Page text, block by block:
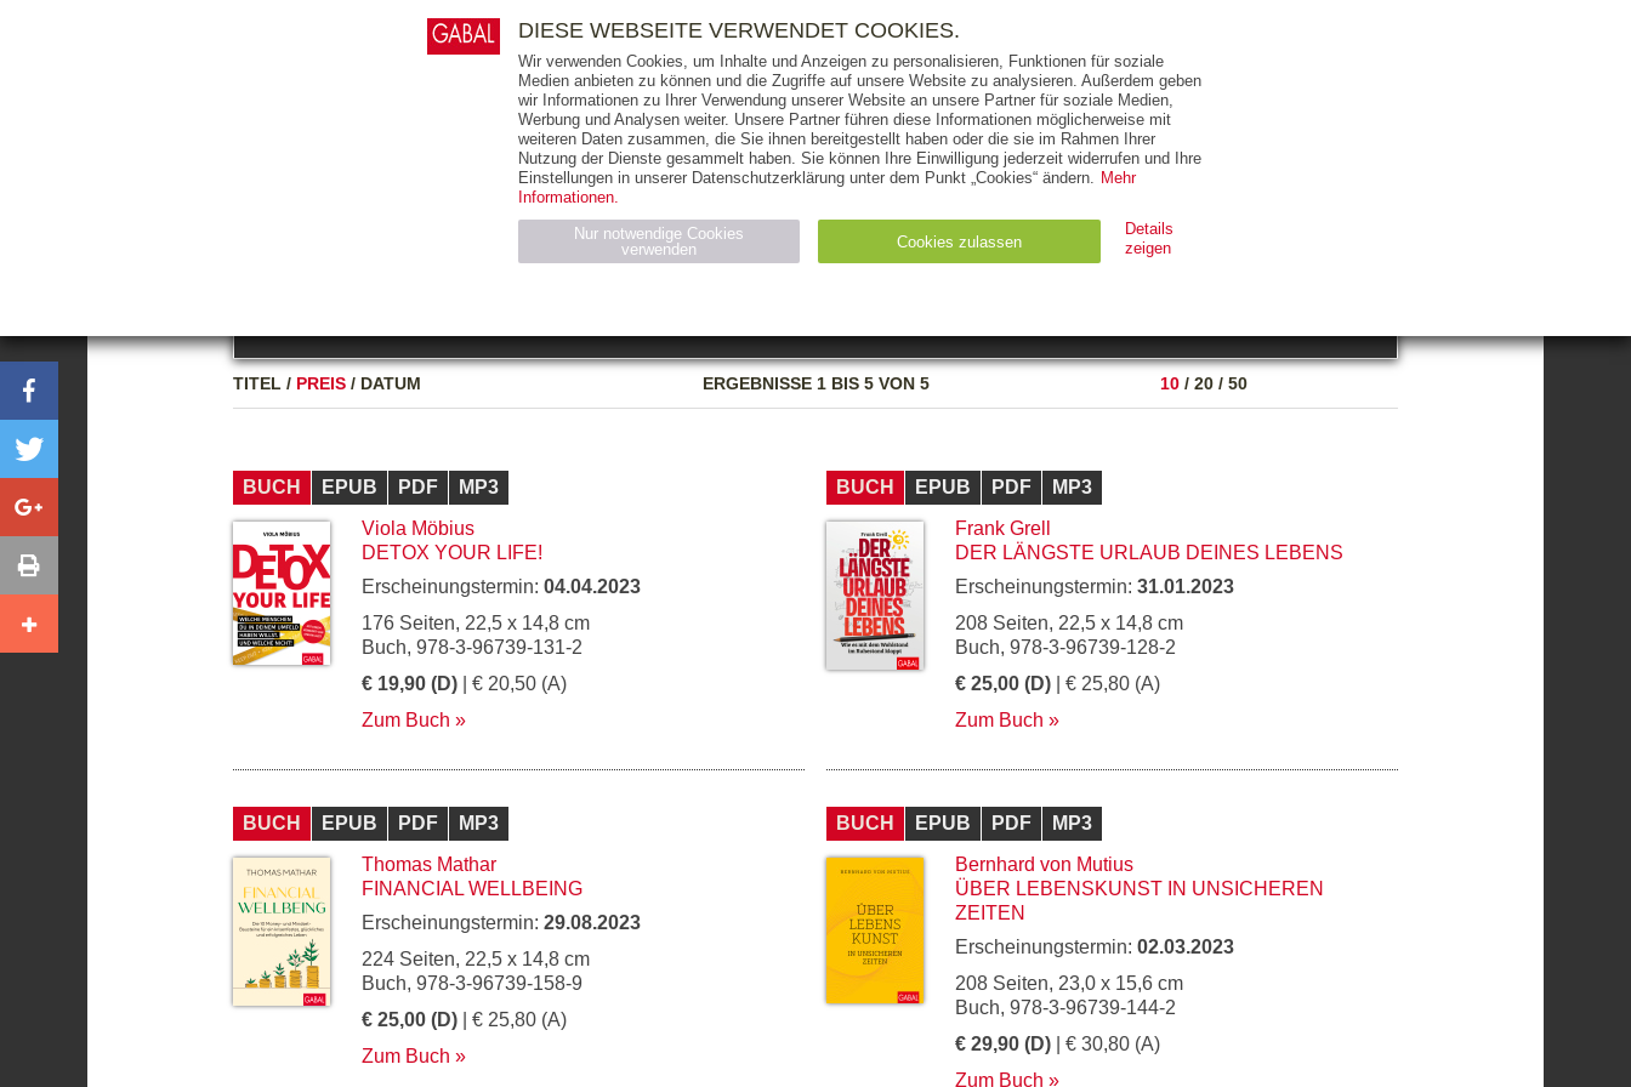
AUSGABEART AUS DER REIHE ZUM THEMA
TITEL / PREIS / DATUM ERGEBNISSE1 BIS 5 VON 5 10 / 20 / 50
BUCH EPUB PDF
MP3
Viola Möbius
DETOX YOUR LIFE!
Erscheinungstermin: 04.04.2023
176 Seiten, 22,5 x 14,8 cm
Buch, 978-3-96739-131-2
€ 19,90 (D) | € 20,50 (A)
Zum Buch
BUCH EPUB PDF
MP3
Frank Grell
DER LÄNGSTE URLAUB DEINES LEBENS
Erscheinungstermin: 31.01.2023
208 Seiten, 22,5 x 14,8 cm
Buch, 978-3-96739-128-2
€ 25,00 (D) | € 25,80 (A)
Zum Buch
BUCH EPUB PDF
MP3
Thomas Mathar
FINANCIAL WELLBEING
Erscheinungstermin: 29.08.2023
224 Seiten, 22,5 x 14,8 cm
Buch, 978-3-96739-158-9
€ 25,00 (D) | € 25,80 (A)
Zum Buch
BUCH EPUB PDF
MP3
Bernhard von Mutius
ÜBER LEBENSKUNST IN UNSICHEREN
ZEITEN
Erscheinungstermin: 02.03.2023
208 Seiten, 23,0 x 15,6 cm
Buch, 978-3-96739-144-2
€ 29,90 (D) | € 30,80 (A)
Zum Buch
E-BOOKS AUDIO-CDS MP3 NON-BOOKS
THEMEN AUTOREN VERLAG
RIGHTS PRESSE HANDEL FÜR UNTERNEHMEN
DIESE WEBSEITE VERWENDET COOKIES.
Wir verwenden Cookies, um Inhalte und Anzeigen zu personalisieren, Funktionen für soziale
Medien anbieten zu können und die Zugriffe auf unsere Website zu analysieren. Außerdem geben
wir Informationen zu Ihrer Verwendung unserer Website an unsere Partner für soziale Medien,
Werbung und Analysen weiter. Unsere Partner führen diese Informationen möglicherweise mit
weiteren Daten zusammen, die Sie ihnen bereitgestellt haben oder die sie im Rahmen Ihrer
Nutzung der Dienste gesammelt haben. Sie können Ihre Einwilligung jederzeit widerrufen und Ihre
Einstellungen in unserer Datenschutzerklärung unter dem Punkt „Cookies“ ändern. Mehr
Informationen.
Nur notwendige Cookies
verwenden
Cookies zulassen
Details
zeigen
Name Anbieter Zweck Ablauf
Typ
Wird für die Speicherung der Benutzer-Session verwendet HTTP